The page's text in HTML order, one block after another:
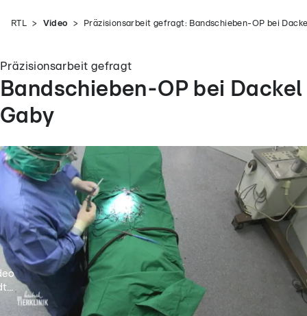
RTL Video Präzisionsarbeit gefragt: Bandschieben-OP bei
Präzisionsarbeit gefragt
Bandschieben-OP bei Dackel
Gaby